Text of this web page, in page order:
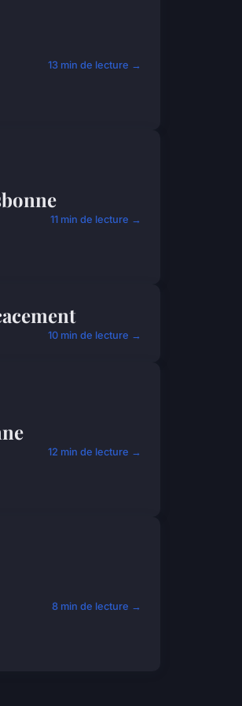
13 min de lecture →
11 min de lecture →
10 min de lecture →
12 min de lecture →
8 min de lecture →